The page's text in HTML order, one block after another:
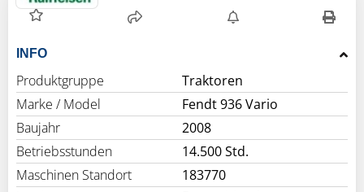
INFO
Produktgruppe
Traktoren
Marke / Model
Fendt 936 Vario
Baujahr
2008
Betriebsstunden
14.500 Std.
Maschinen Standort
183770